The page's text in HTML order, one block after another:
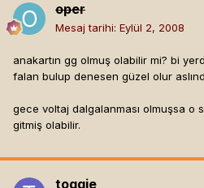
oper
Mesaj tarihi: Eylül 2, 2008
anakartın gg olmuş olabilir mi? bi
falan bulup denesen güzel olur
gece voltaj dalgalanması olmuşsa o
gitmiş olabilir.
toggie